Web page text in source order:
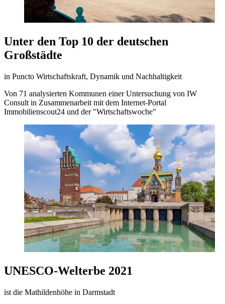
Unter den Top 10 der deutschen
Großstädte
in Puncto Wirtschaftskraft, Dynamik und Nachhaltigkeit
Von 71 analysierten Kommunen einer Untersuchung von IW
Consult in Zusammenarbeit mit dem Internet-Portal
Immobilienscout24 und der "Wirtschaftswoche"
UNESCO-Welterbe 2021
ist die Mathildenhöhe in Darmstadt